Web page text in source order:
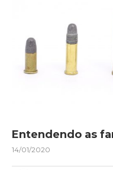
Entendendo as
14/01/2020